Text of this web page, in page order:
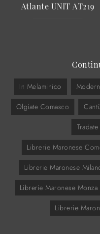
Atlante UNIT AT219
In Melaminico
Olgiate Comasco Cantù
Tradate
Librerie Maronese
Librerie Maronese
Librerie Maronese Monza
Librerie